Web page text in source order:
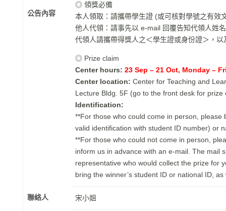
公告內容
◎ 領獎必備
本人領取：請攜帶學生證 (或可核對學號之有效
他人代領：請事先以 e-mail 回覆告知代領人姓
代領人請攜帶得獎人之＜學生證或身份證＞，
◎ Prize claim
Center hours: 23 Sep – 21 Oct, Monday –
Center location: Center for Teaching and
Lecture Bldg. 5F (go to the front desk for prize
Identification:
**For those who could come in person,
valid identification with student ID number) or
**For those who could not come in person,
inform us in advance with an e-mail. The mail
representative who would collect the prize for
bring the winner’s student ID or national ID,
聯絡人 宋小姐